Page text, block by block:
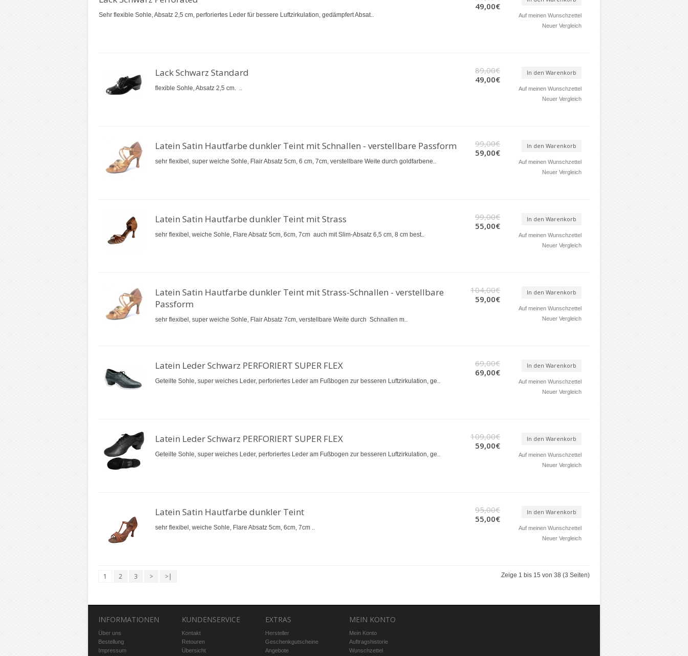
Auf meinen Wunschzettel
Neuer Vergleich
49,00€
Sehr flexible Sohle, Absatz 2,5 cm, perforiertes Leder für bessere Luftzirkulation, gedämpfert Absat..
In den Warenkorb
Auf meinen Wunschzettel
Neuer Vergleich
89,00€
49,00€
Lack Schwarz Standard
flexible Sohle, Absatz 2,5 cm. ..
In den Warenkorb
Auf meinen Wunschzettel
Neuer Vergleich
99,00€
59,00€
Latein Satin Hautfarbe dunkler Teint mit Schnallen - verstellbare Passform
sehr flexibel, super weiche Sohle, Flair Absatz 5cm, 6 cm, 7cm, verstellbare Weite durch goldfarbene..
In den Warenkorb
Auf meinen Wunschzettel
Neuer Vergleich
99,00€
55,00€
Latein Satin Hautfarbe dunkler Teint mit Strass
sehr flexibel, weiche Sohle, Flare Absatz 5cm, 6cm, 7cm auch mit Slim-Absatz 6,5 cm, 8 cm best..
In den Warenkorb
Auf meinen Wunschzettel
Neuer Vergleich
104,00€
59,00€
Latein Satin Hautfarbe dunkler Teint mit Strass-Schnallen - verstellbare
Passform
sehr flexibel, super weiche Sohle, Flair Absatz 7cm, verstellbare Weite durch Schnallen m..
In den Warenkorb
Auf meinen Wunschzettel
Neuer Vergleich
69,00€
69,00€
Latein Leder Schwarz PERFORIERT SUPER FLEX
Geteilte Sohle, super weiches Leder, perforiertes Leder am Fußbogen zur besseren Luftzirkulation, ge..
In den Warenkorb
Auf meinen Wunschzettel
Neuer Vergleich
109,00€
59,00€
Latein Leder Schwarz PERFORIERT SUPER FLEX
Geteilte Sohle, super weiches Leder, perforiertes Leder am Fußbogen zur besseren Luftzirkulation, ge..
In den Warenkorb
Auf meinen Wunschzettel
Neuer Vergleich
95,00€
55,00€
Latein Satin Hautfarbe dunkler Teint
sehr flexibel, weiche Sohle, Flare Absatz 5cm, 6cm, 7cm ..
1 2 3 > >| Zeige 1 bis 15 von 38 (3 Seiten)
INFORMATIONEN
Über uns
Bestellung
Impressum
KUNDENSERVICE
Kontakt
Retouren
Übersicht
EXTRAS
Hersteller
Geschenkgutscheine
Angebote
MEIN KONTO
Mein Konto
Auftragshistorie
Wunschzettel